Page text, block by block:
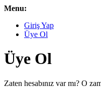
Menu:
Giriş Yap
Üye Ol
Üye Ol
Zaten hesabınız var mı? O